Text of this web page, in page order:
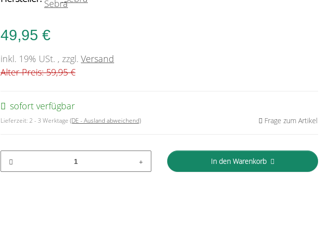
49,95 €
inkl. 19% USt. , zzgl. Versand
Alter Preis: 59,95 €
sofort verfügbar
Lieferzeit: 2 - 3 Werktage (DE - Ausland abweichend) Frage zum Artikel
In den Warenkorb